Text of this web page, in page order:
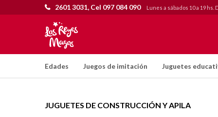
Edades Juegos de imitación Juguetes
2601 3031, Cel 097 084 090 Lunes a sábados 10 a 19 hs.
JUGUETES DE CONSTRUCCIÓN Y APILA